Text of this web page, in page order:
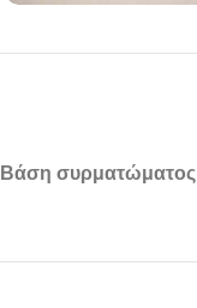
Βάση συρματώματος